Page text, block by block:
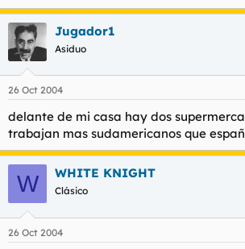
Jugador1
Asiduo
26 Oct 2004
delante de mi casa hay dos
trabajan mas sudamericanos que
W WHITE KNIGHT
Clásico
26 Oct 2004